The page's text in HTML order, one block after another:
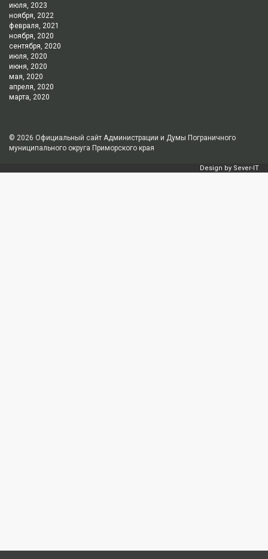
июля, 2023
ноября, 2022
февраля, 2021
ноября, 2020
сентября, 2020
июля, 2020
июня, 2020
мая, 2020
апреля, 2020
марта, 2020
© 2026 Официальный сайт Администрации и Думы Пограничного
муниципального округа Приморского края
Design by Sever-IT